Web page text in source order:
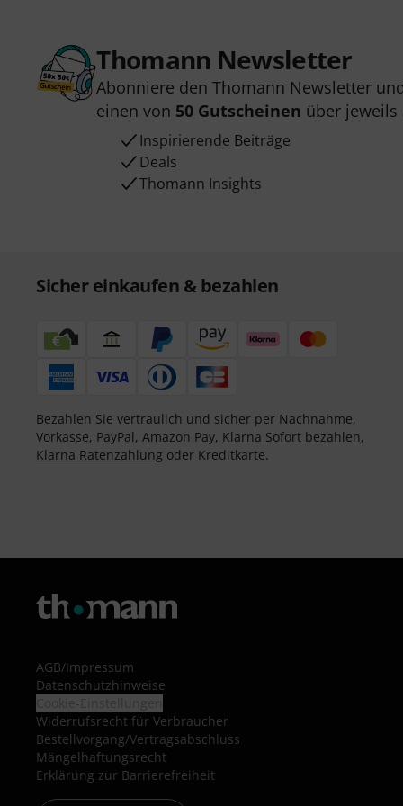
Thomann Newsletter
Abonniere den Thomann Newsletter
einen von 50 Gutscheinen über jeweils
Inspirierende Beiträge
Deals
Thomann Insights
Sicher einkaufen & bezahlen
Bezahlen Sie vertraulich und sicher per Nachnahme,
Vorkasse, PayPal, Amazon Pay, Klarna Sofort bezahlen,
Klarna Ratenzahlung oder Kreditkarte.
AGB/Impressum
Datenschutzhinweise
Widerrufsrecht für Verbraucher
Bestellvorgang/Vertragsabschluss
Mängelhaftungsrecht
Erklärung zur Barrierefreiheit